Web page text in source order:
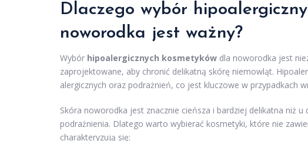
Dlaczego wybór
noworodka jest ważny?
Wybór hipoalergicznych kosmetyków dla noworodka jest
zaprojektowane, aby chronić delikatną skórę niemowląt.
alergicznych oraz podrażnień, co jest kluczowe w przypadkach
Skóra noworodka jest znacznie cieńsza i bardziej delikatna niż
podrażnienia. Dlatego warto wybierać kosmetyki, które nie
charakteryzują się: